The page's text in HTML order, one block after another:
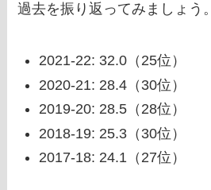
過去を振り返ってみましょう。
2021-22: 32.0（25位）
2020-21: 28.4（30位）
2019-20: 28.5（28位）
2018-19: 25.3（30位）
2017-18: 24.1（27位）